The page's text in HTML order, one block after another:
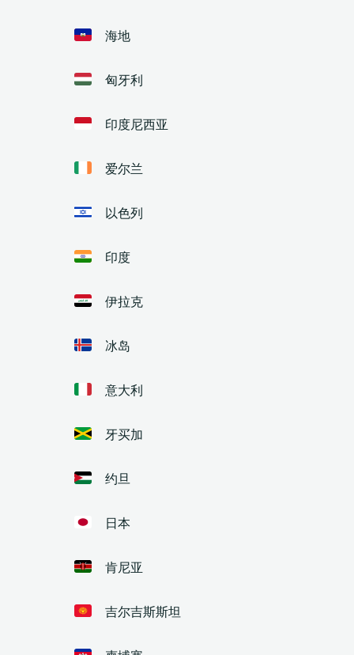
海地
匈牙利
印度尼西亚
爱尔兰
以色列
印度
伊拉克
冰岛
意大利
牙买加
约旦
日本
肯尼亚
吉尔吉斯斯坦